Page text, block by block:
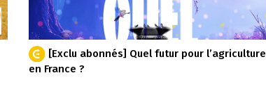
[Exclu abonnés] Quel futur pour l’agriculture
en France ?